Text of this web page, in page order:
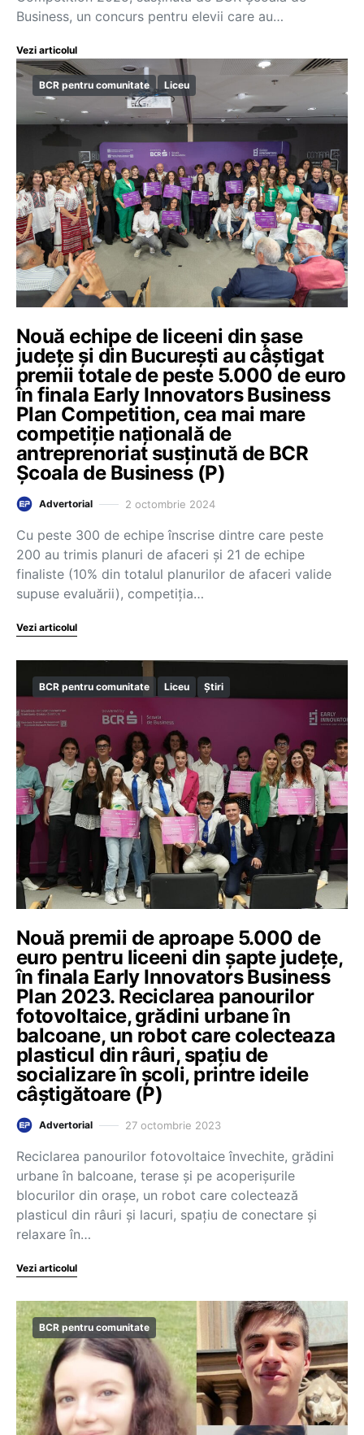
Business, un concurs pentru elevii care au…
Vezi articolul
BCR pentru comunitate Liceu
Nouă echipe de liceeni din șase
județe și din București au câștigat
premii totale de peste 5.000 de euro
în finala Early Innovators Business
Plan Competition, cea mai mare
competiție națională de
antreprenoriat susținută de BCR
Școala de Business (P)
Advertorial 2 octombrie 2024
Cu peste 300 de echipe înscrise dintre care peste
200 au trimis planuri de afaceri și 21 de echipe
finaliste (10% din totalul planurilor de afaceri valide
supuse evaluării), competiția…
Vezi articolul
BCR pentru comunitate Liceu Știri
Nouă premii de aproape 5.000 de
euro pentru liceeni din șapte județe,
în finala Early Innovators Business
Plan 2023. Reciclarea panourilor
fotovoltaice, grădini urbane în
balcoane, un robot care colecteaza
plasticul din râuri, spațiu de
socializare în școli, printre ideile
câștigătoare (P)
Advertorial 27 octombrie 2023
Reciclarea panourilor fotovoltaice învechite, grădini
urbane în balcoane, terase și pe acoperișurile
blocurilor din orașe, un robot care colectează
plasticul din râuri și lacuri, spațiu de conectare și
relaxare în…
Vezi articolul
BCR pentru comunitate